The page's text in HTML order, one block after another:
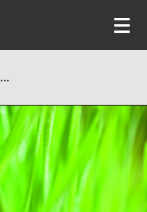
Datenschutzhinweise